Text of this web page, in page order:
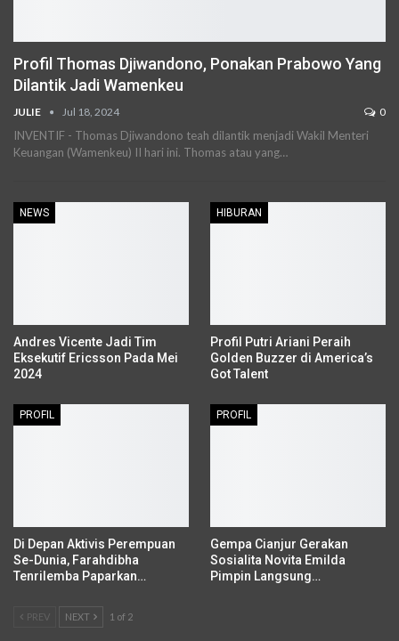
Profil Thomas Djiwandono, Ponakan Prabowo Yang
Dilantik Jadi Wamenkeu
JULIE Jul 18, 2024 0
INVENTIF - Thomas Djiwandono teah dilantik menjadi Wakil Menteri
Keuangan (Wamenkeu) II hari ini. Thomas atau yang…
NEWS
Andres Vicente Jadi Tim
Eksekutif Ericsson Pada Mei
2024
HIBURAN
Profil Putri Ariani Peraih
Golden Buzzer di America’s
Got Talent
PROFIL
Di Depan Aktivis Perempuan
Se-Dunia, Farahdibha
Tenrilemba Paparkan…
PROFIL
Gempa Cianjur Gerakan
Sosialita Novita Emilda
Pimpin Langsung…
PREV NEXT 1 of 2